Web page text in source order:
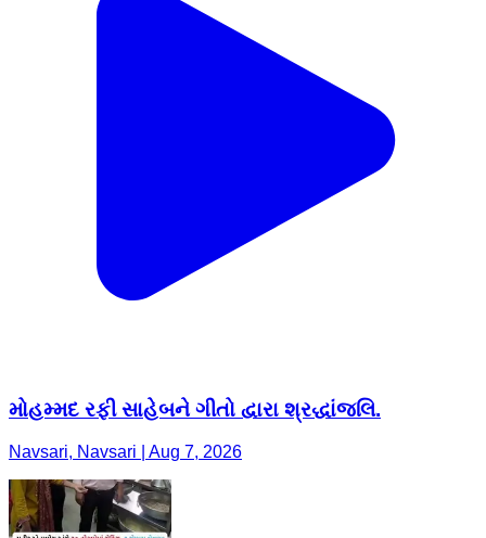
મોહમ્મદ રફી સાહેબને ગીતો દ્વારા શ્રદ્ધાંજલિ.
Navsari, Navsari | Aug 7, 2026